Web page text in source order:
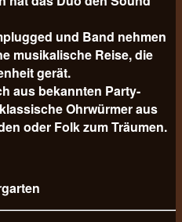
und Band nehmen
musikalische Reise, die
gerät.
aus bekannten Party-
Ohrwürmer aus
oder Folk zum Träumen.